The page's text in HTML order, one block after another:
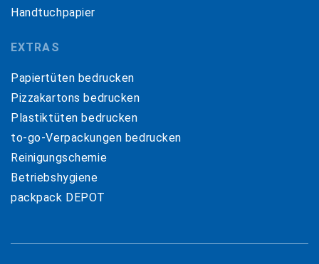
Handtuchpapier
EXTRAS
Papiertüten bedrucken
Pizzakartons bedrucken
Plastiktüten bedrucken
to-go-Verpackungen bedrucken
Reinigungschemie
Betriebshygiene
packpack DEPOT